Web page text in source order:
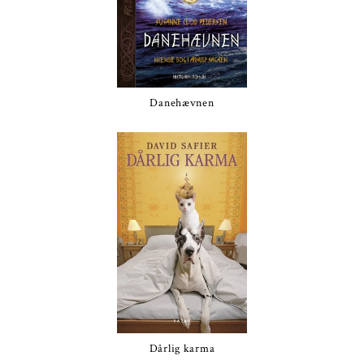
Danehævnen
Dårlig karma